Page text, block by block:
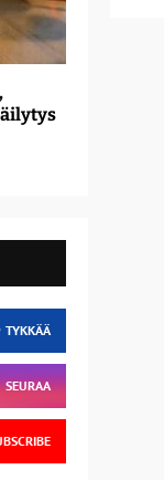
TYKKÄÄ
SEURAA